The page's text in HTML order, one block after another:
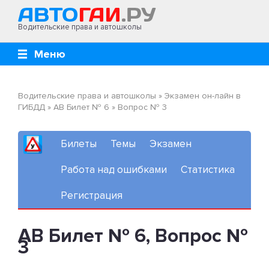
Водительские права и автошколы
Меню
Водительские права и автошколы » Экзамен он-лайн в
ГИБДД » AB Билет № 6 » Вопрос № 3
Билеты Темы Экзамен
Работа над ошибками Статистика
Регистрация
AB Билет № 6, Вопрос №
3